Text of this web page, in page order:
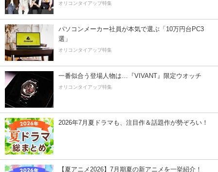
オリコンタイアップ特集
パソコンメーカー社員が本気で選ぶ「10万円台PC3
選」
オリコンタイアップ特集
一番似合う登場人物は…『VIVANT』限定ウオッチ
オリコンタイアップ特集
2026年7月夏ドラマも、注目作＆話題作が勢ぞろい！
【夏アニメ2026】7月期夏の新アニメを一挙紹介！